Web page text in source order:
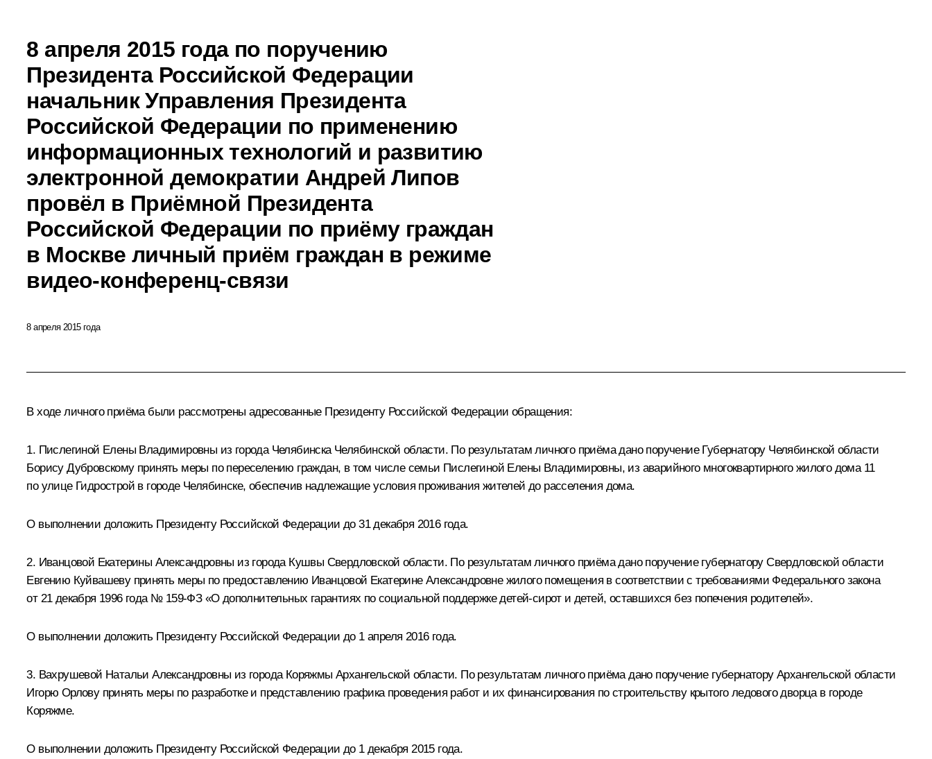
8 апреля 2015 года по поручению
Президента Российской Федерации
начальник Управления Президента
Российской Федерации по применению
информационных технологий и развитию
электронной демократии Андрей Липов
провёл в Приёмной Президента
Российской Федерации по приёму граждан
в Москве личный приём граждан в режиме
видео-конференц-связи
8 апреля 2015 года
В ходе личного приёма были рассмотрены адресованные Президенту Российской Федерации обращения:
1. Пислегиной Елены Владимировны из города Челябинска Челябинской области. По результатам личного приёма дано поручение Губернатору Челябинской области
Борису Дубровскому принять меры по переселению граждан, в том числе семьи Пислегиной Елены Владимировны, из аварийного многоквартирного жилого дома 11
по улице Гидрострой в городе Челябинске, обеспечив надлежащие условия проживания жителей до расселения дома.
О выполнении доложить Президенту Российской Федерации до 31 декабря 2016 года.
2. Иванцовой Екатерины Александровны из города Кушвы Свердловской области. По результатам личного приёма дано поручение губернатору Свердловской области
Евгению Куйвашеву принять меры по предоставлению Иванцовой Екатерине Александровне жилого помещения в соответствии с требованиями Федерального закона
от 21 декабря 1996 года № 159-ФЗ «О дополнительных гарантиях по социальной поддержке детей-сирот и детей, оставшихся без попечения родителей».
О выполнении доложить Президенту Российской Федерации до 1 апреля 2016 года.
3. Вахрушевой Натальи Александровны из города Коряжмы Архангельской области. По результатам личного приёма дано поручение губернатору Архангельской области
Игорю Орлову принять меры по разработке и представлению графика проведения работ и их финансирования по строительству крытого ледового дворца в городе
Коряжме.
О выполнении доложить Президенту Российской Федерации до 1 декабря 2015 года.